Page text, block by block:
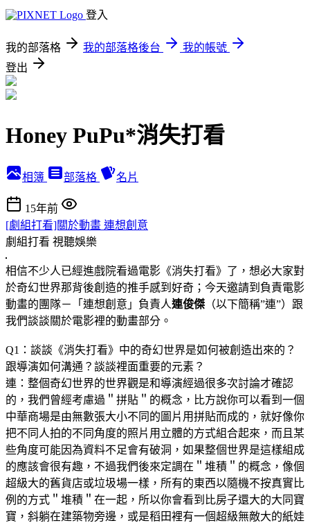
登入
我的部落格 我的部落格後台
我的帳號
登出
Honey PuPu*消失打看
相簿 部落格 名片
15年前
[劇組打看]關於動畫 連想創意
劇組打看 視聽娛樂
相信不少人已經進戲院看過電影《消失打看》了，想必大家對
於奇幻世界那背後創造的推手感到好奇；今天邀請到負責電影
動畫的團隊－「連想創意」負責人連俊傑 （以下簡稱”連”）跟
我們談談關於電影裡的動畫部分。
Q1：談談《消失打看》中的奇幻世界是如何被創造出來的？
跟導演如何溝通？談談裡面重要的元素？
連：整個奇幻世界的世界觀是和導演經過很多次討論才確認
的，我們曾經考慮過＂拼貼＂的概念，比方說你可以看到一個
中華商場是由無數張大小不同的圖片用拼貼而成的，就好像你
把不同人拍的不同角度的照片用立體的方式組合起來，而且某
些角度可能因為資料不足會有破洞，如果整個世界是這樣組成
的應該會很有趣，不過我們後來定調在＂堆積＂的概念，像個
超級大的舊貨店或垃圾場一樣，所有的東西以隨機不按真實比
例的方式＂堆積＂在一起，所以你會看到比房子還大的大同寶
寶，斜躺在建築物旁邊，或是稻田裡有一個超級無敵大的紙娃